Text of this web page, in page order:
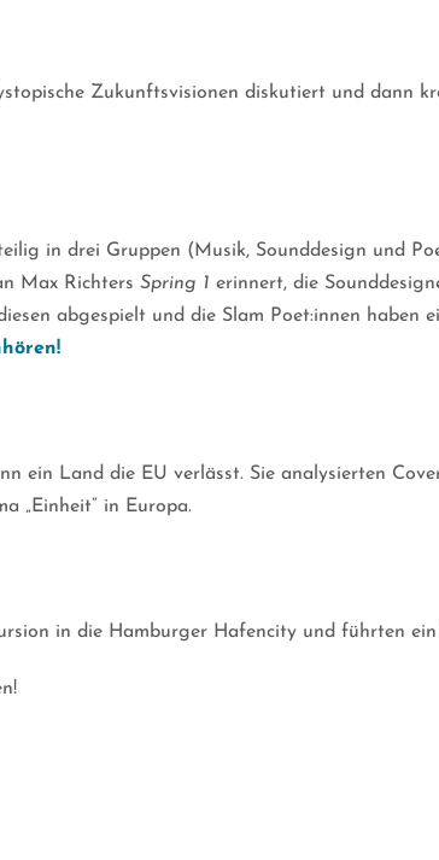
Zukunftsvisionen diskutiert und dann
in drei Gruppen (Musik, Sounddesign und
Max Richters Spring 1 erinnert, die
abgespielt und die Slam Poet:innen haben
ein Land die EU verlässt. Sie analysierten
„Einheit“ in Europa.
in die Hamburger Hafencity und führten